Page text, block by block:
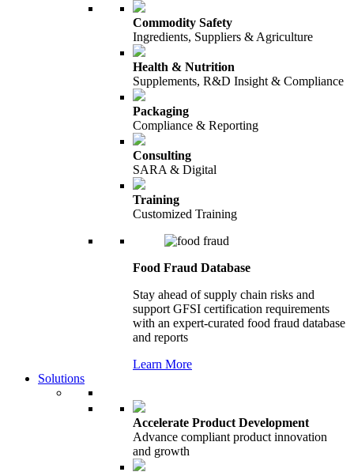
Commodity Safety
Ingredients, Suppliers & Agriculture
Health & Nutrition
Supplements, R&D Insight & Compliance
Packaging
Compliance & Reporting
Consulting
SARA & Digital
Training
Customized Training
Food Fraud Database
Stay ahead of supply chain risks and
support GFSI certification requirements
with an expert-curated food fraud database
and reports
Learn More
Solutions
Accelerate Product Development
Advance compliant product innovation
and growth